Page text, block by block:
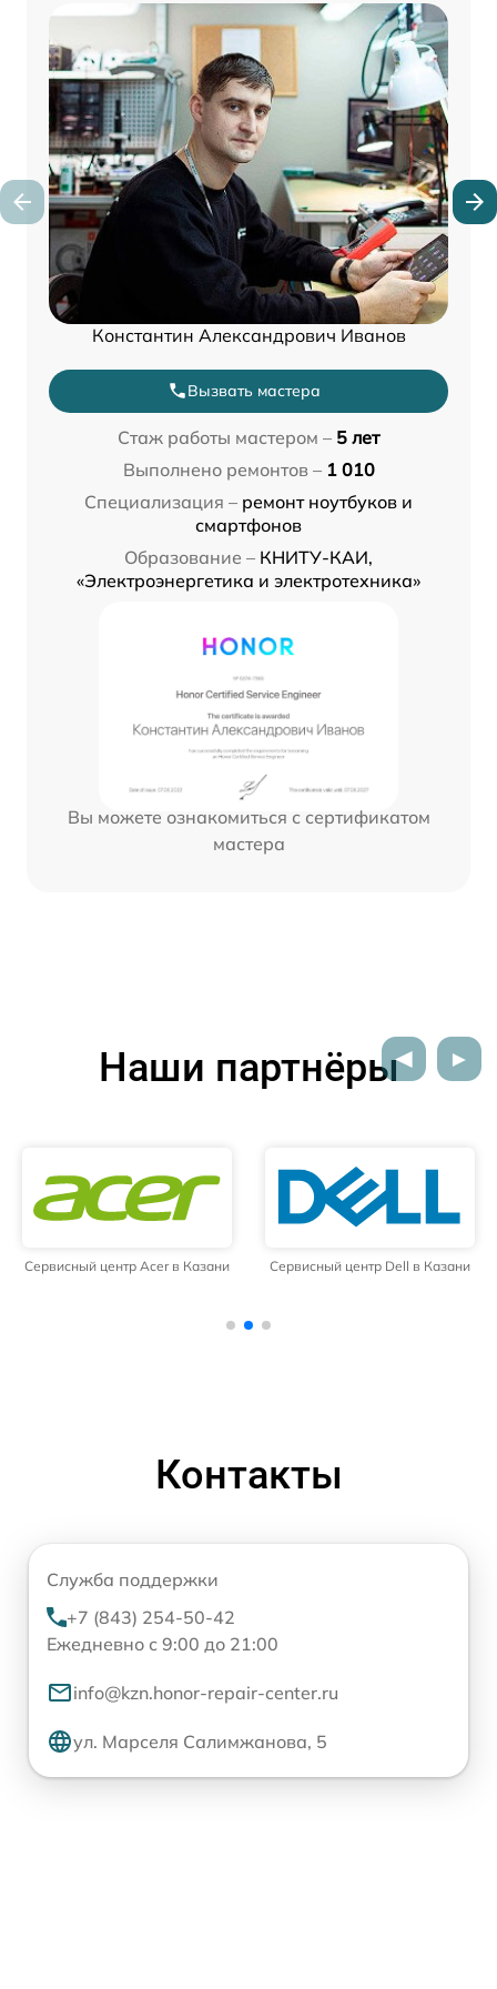
Константин Александрович Иванов
Вызвать мастера
Стаж работы мастером – 5 лет
Выполнено ремонтов – 1 010
Специализация – ремонт ноутбуков и
смартфонов
Образование – КНИТУ-КАИ,
«Электроэнергетика и электротехника»
Вы можете ознакомиться с сертификатом
мастера
Наши партнёры
Сервисный центр Acer в Казани Сервисный центр Dell в Казани
Контакты
Служба поддержки
+7 (843) 254-50-42
Ежедневно с 9:00 до 21:00
info@kzn.honor-repair-center.ru
ул. Марселя Салимжанова, 5